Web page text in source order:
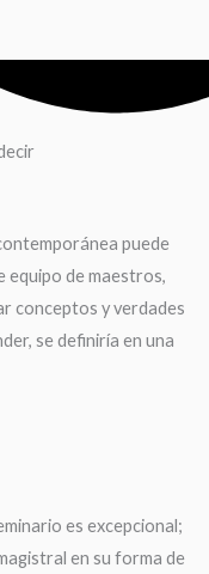
puede
equipo de maestros,
conceptos y verdades
se definiría en una
es excepcional;
en su forma de